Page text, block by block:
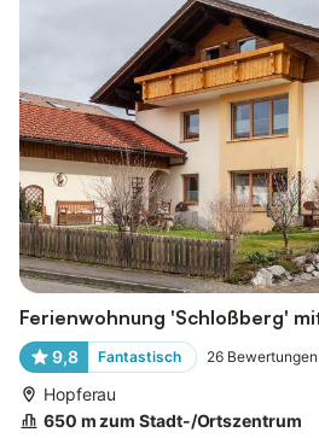
Ferienwohnung 'Schloßberg'
9,8 Fantastisch 26 Bewertungen
Hopferau
650 m zum Stadt-/Ortszentrum